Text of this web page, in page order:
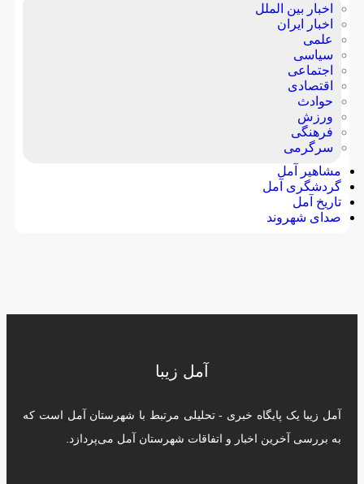
اخبار بین الملل
اخبار ایران
علمی
سیاسی
اجتماعی
اقتصادی
حوادث
ورزش
فرهنگی
سرگرمی
مشاهیر آمل
گردشگری آمل
تاریخ آمل
صدای شهروند
آمل زیبا
آمل زیبا یک پایگاه خبری - تحلیلی مرتبط با شهرستان آمل است که
به بررسی آخرین اخبار و اتفاقات شهرستان آمل می‌پردازد.